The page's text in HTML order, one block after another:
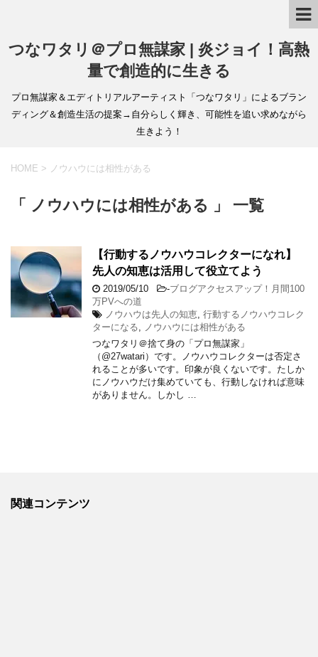
つなワタリ＠プロ無謀家 | 炎ジョイ！高熱
量で創造的に生きる
プロ無謀家＆エディトリアルアーティスト「つなワタリ」によるブラン
ディング＆創造生活の提案→自分らしく輝き、可能性を追い求めながら
生きよう！
HOME > ノウハウには相性がある
「 ノウハウには相性がある 」 一覧
【行動するノウハウコレクターになれ】
先人の知恵は活用して役立てよう
2019/05/10 -ブログアクセスアップ！月間100
万PVへの道
ノウハウは先人の知恵 行動するノウハウコレク
ターになる
ノウハウには相性がある
つなワタリ＠捨て身の「プロ無謀家」
（@27watari）です。ノウハウコレクターは否定さ
れることが多いです。印象が良くないです。たしか
にノウハウだけ集めていても、行動しなければ意味
がありません。しかし …
関連コンテンツ